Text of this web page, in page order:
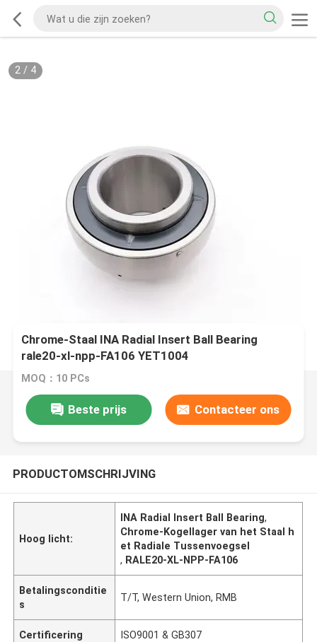
2/ 4
Chrome-Staal INA Radial Insert Ball Bearing
rale20-xl-npp-FA106 YET1004
MOQ：10 PCs
Beste prijs Contacteer ons
PRODUCTOMSCHRIJVING
Hoog licht:
INA Radial Insert Ball Bearing,
Chrome-Kogellager van het Staal h
et Radiale Tussenvoegsel
, RALE20-XL-NPP-FA106
Betalingsconditie
s
T/T, Western Union, RMB
Certificering ISO9001 & GB307